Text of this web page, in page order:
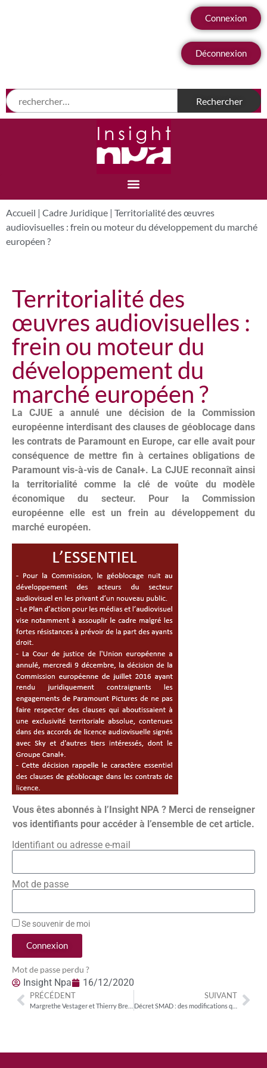
Connexion
Déconnexion
Accueil | Cadre Juridique | Territorialité des œuvres
audiovisuelles : frein ou moteur du développement du marché
européen ?
Territorialité des
œuvres audiovisuelles :
frein ou moteur du
développement du
marché européen ?
La CJUE a annulé une décision de la Commission
européenne interdisant des clauses de géoblocage dans
les contrats de Paramount en Europe, car elle avait pour
conséquence de mettre fin à certaines obligations de
Paramount vis-à-vis de Canal+. La CJUE reconnaît ainsi
la territorialité comme la clé de voûte du modèle
économique du secteur. Pour la Commission
européenne elle est un frein au développement du
marché européen.
Vous êtes abonnés à l’Insight NPA ? Merci de renseigner
vos identifiants pour accéder à l’ensemble de cet article.
Identifiant ou adresse e-mail
Mot de passe
Se souvenir de moi
Connexion
Mot de passe perdu ?
Insight Npa 16/12/2020
PRÉCÉDENT SUIVANT
Décret SMAD : des modifications qui pourraient diviser par deux la contribution de la SVoD